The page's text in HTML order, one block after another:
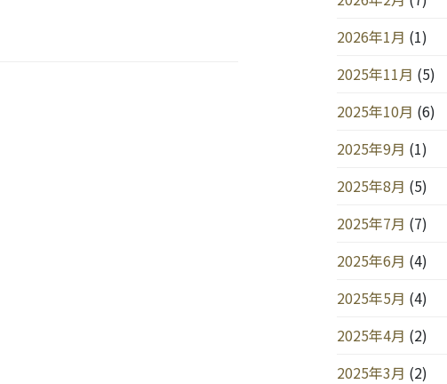
2026年1月 (1)
2025年11月 (5)
2025年10月 (6)
2025年9月 (1)
2025年8月 (5)
2025年7月 (7)
2025年6月 (4)
2025年5月 (4)
2025年4月 (2)
2025年3月 (2)